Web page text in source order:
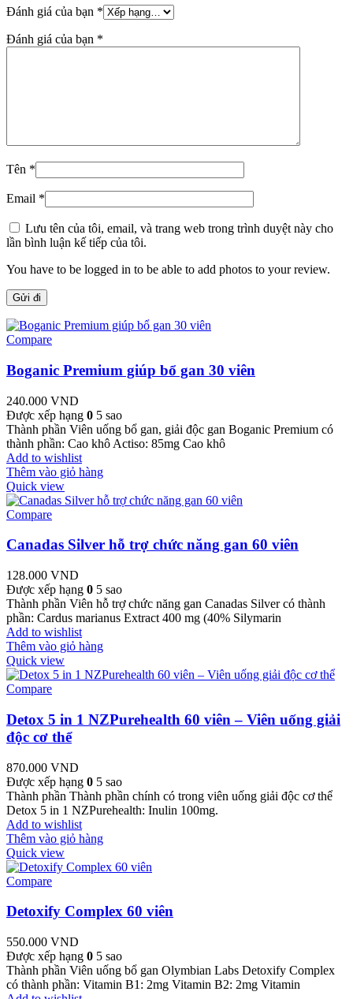
Đánh giá của bạn *
Đánh giá của bạn *
Tên *
Email *
Lưu tên của tôi, email, và trang web trong trình duyệt này cho
lần bình luận kế tiếp của tôi.
You have to be logged in to be able to add photos to your review.
Compare
Boganic Premium giúp bổ gan 30 viên
240.000 VND
Được xếp hạng 0 5 sao
Thành phần Viên uống bổ gan, giải độc gan Boganic Premium có
thành phần: Cao khô Actiso: 85mg Cao khô
Add to wishlist
Thêm vào giỏ hàng
Quick view
Compare
Canadas Silver hỗ trợ chức năng gan 60 viên
128.000 VND
Được xếp hạng 0 5 sao
Thành phần Viên hỗ trợ chức năng gan Canadas Silver có thành
phần: Cardus marianus Extract 400 mg (40% Silymarin
Add to wishlist
Thêm vào giỏ hàng
Quick view
Compare
Detox 5 in 1 NZPurehealth 60 viên – Viên uống giải
độc cơ thể
870.000 VND
Được xếp hạng 0 5 sao
Thành phần Thành phần chính có trong viên uống giải độc cơ thể
Detox 5 in 1 NZPurehealth: Inulin 100mg.
Add to wishlist
Thêm vào giỏ hàng
Quick view
Compare
Detoxify Complex 60 viên
550.000 VND
Được xếp hạng 0 5 sao
Thành phần Viên uống bổ gan Olymbian Labs Detoxify Complex
có thành phần: Vitamin B1: 2mg Vitamin B2: 2mg Vitamin